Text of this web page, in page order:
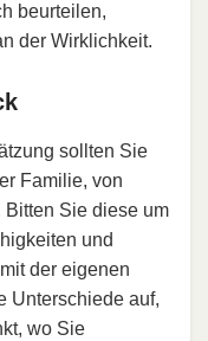
beurteilen,
der Wirklichkeit.
sollten Sie
Familie, von
Sie diese um
und
der eigenen
Unterschiede auf,
wo Sie